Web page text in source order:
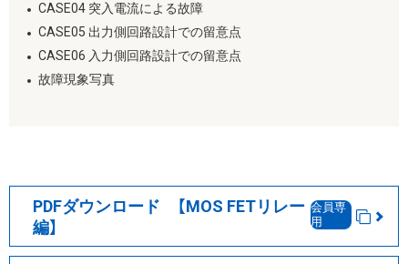
CASE04 突入電流による故障
CASE05 出力側回路設計での留意点
CASE06 入力側回路設計での留意点
故障現象写真
PDFダウンロード 【MOS FETリレー
編】
会員専
用